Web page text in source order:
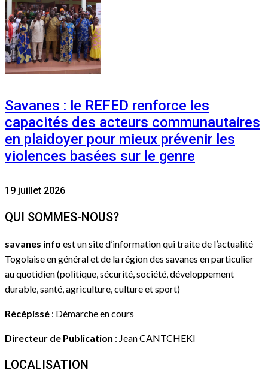
Savanes : le REFED renforce les
capacités des acteurs communautaires
en plaidoyer pour mieux prévenir les
violences basées sur le genre
19 juillet 2026
QUI SOMMES-NOUS?
savanes info est un site d’information qui traite de l’actualité
Togolaise en général et de la région des savanes en particulier
au quotidien (politique, sécurité, société, développement
durable, santé, agriculture, culture et sport)
Récépissé : Démarche en cours
Directeur de Publication : Jean CANTCHEKI
LOCALISATION